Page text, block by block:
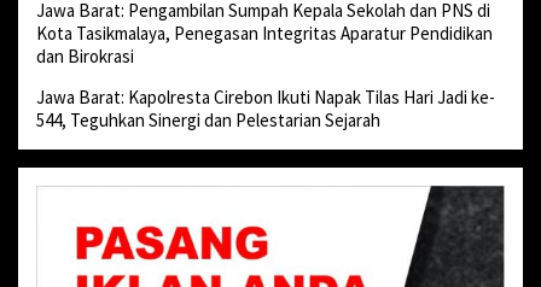
Jawa Barat: Pengambilan Sumpah Kepala Sekolah dan PNS di
Kota Tasikmalaya, Penegasan Integritas Aparatur Pendidikan
dan Birokrasi
Jawa Barat: Kapolresta Cirebon Ikuti Napak Tilas Hari Jadi ke-
544, Teguhkan Sinergi dan Pelestarian Sejarah